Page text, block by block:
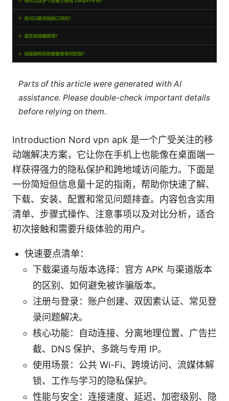
Parts of this article were generated with AI
assistance. Please double-check important details
before relying on them.
Introduction Nord vpn apk 是一个广受关注的移
动端解决方案，它让你在手机上也能像在桌面端一
样获得强力的隐私保护和跨地域访问能力。下面是
一份简短但信息量十足的指南，帮助你快速了解、
下载、安装、配置和常见问题排查。内容包含实用
清单、步骤式操作、注意事项以及对比分析，适合
初次接触和需要升级体验的用户。
快速要点清单：
下载渠道与版本选择：官方 APK 与渠道版本
的区别、如何避免被诈骗版本。
注册与登录：账户创建、双因素认证、常见登
录问题解决。
核心功能：自动连接、分离地理位置、广告拦
截、DNS 保护、多跳与专用 IP。
使用场景：公共 Wi-Fi、跨境访问、流媒体解
锁、工作与学习的隐私保护。
性能与安全：连接速度、延迟、加密级别、隐